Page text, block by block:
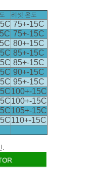
리셋 온도
75+-15C
75+-15C
80+-15C
85+-15C
85+-15C
90+-15C
95+-15C
100+-15C
100+-15C
105+-15C
110+-15C
.